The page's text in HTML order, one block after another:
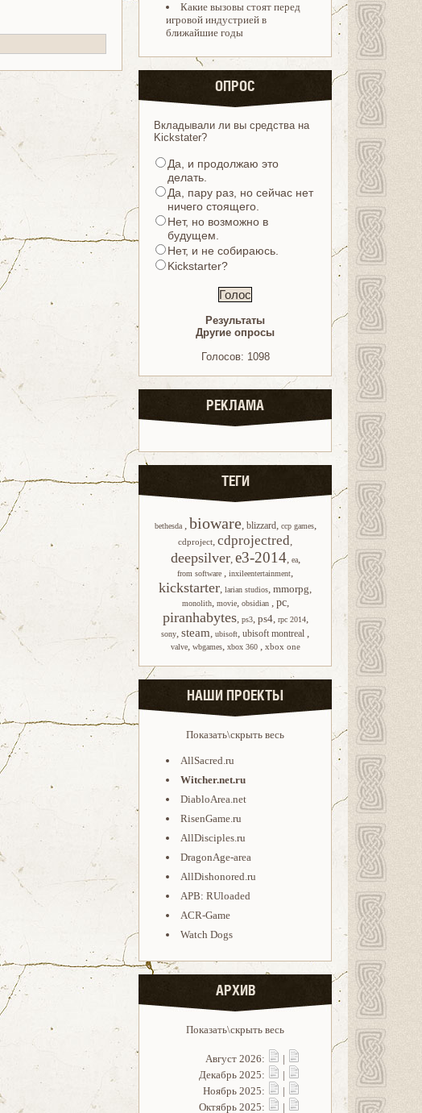
Какие вызовы стоят перед
игровой индустрией в
ближайшие годы
ОПРОС
Вкладывали ли вы средства на
Kickstater?
Да, и продолжаю это
делать.
Да, пару раз, но сейчас нет
ничего стоящего.
Нет, но возможно в
будущем.
Нет, и не собираюсь.
Kickstarter?
Результаты
Другие опросы
Голосов: 1098
РЕКЛАМА
ТЕГИ
bethesda , bioware, blizzard, ccp games,
cdproject, cdprojectred,
deepsilver, e3-2014, ea,
from software , inxileentertainment,
kickstarter, larian studios, mmorpg,
monolith, movie, obsidian , pc,
piranhabytes, ps3, ps4, rpc 2014,
sony, steam, ubisoft, ubisoft montreal ,
valve, wbgames, xbox 360 , xbox one
НАШИ ПРОЕКТЫ
Показать\скрыть весь
AllSacred.ru
Witcher.net.ru
DiabloArea.net
RisenGame.ru
AllDisciples.ru
DragonAge-area
AllDishonored.ru
APB: RUloaded
ACR-Game
Watch Dogs
АРХИВ
Показать\скрыть весь
Август 2026:
|
Декабрь 2025:
|
Ноябрь 2025:
|
Октябрь 2025:
|